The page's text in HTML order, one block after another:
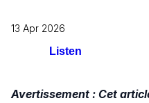
13 Apr 2026
Listen
Avertissement : Cet